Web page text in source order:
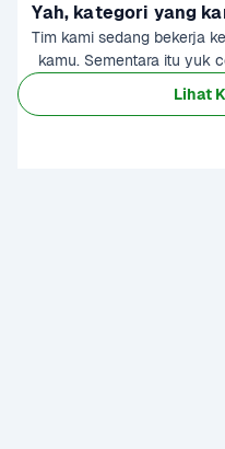
Yah, kategori yang
Tim kami sedang bekerja
kamu. Sementara itu yuk
Lihat